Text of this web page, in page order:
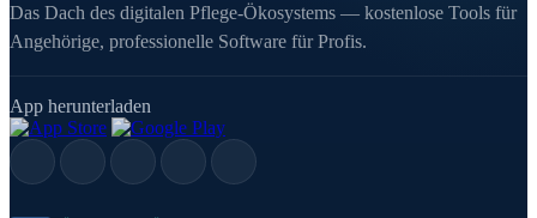
Das Dach des digitalen Pflege-Ökosystems — kostenlose Tools für
Angehörige, professionelle Software für Profis.
App herunterladen